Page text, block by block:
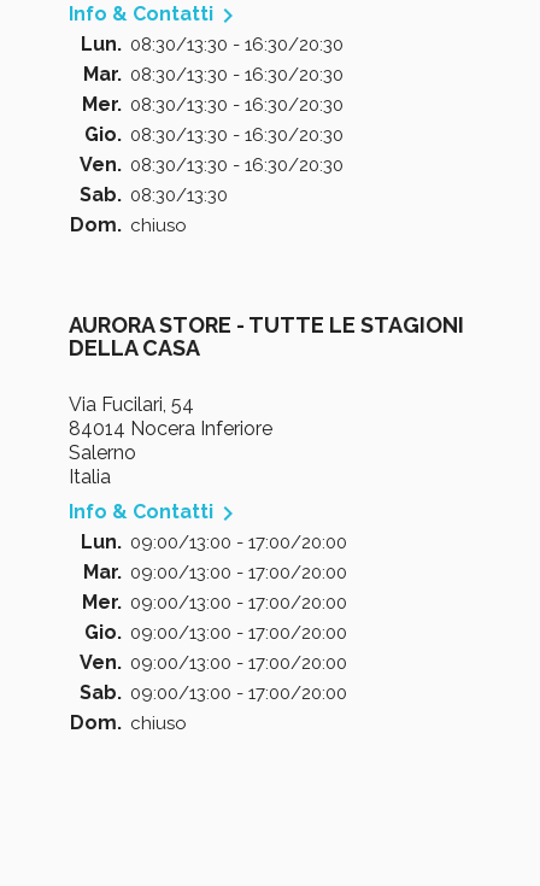
Info & Contatti 
Lun. 08:30/13:30 - 16:30/20:30
Mar. 08:30/13:30 - 16:30/20:30
Mer. 08:30/13:30 - 16:30/20:30
Gio. 08:30/13:30 - 16:30/20:30
Ven. 08:30/13:30 - 16:30/20:30
Sab. 08:30/13:30
Dom. chiuso
AURORA STORE - TUTTE LE STAGIONI
DELLA CASA
Via Fucilari, 54
84014 Nocera Inferiore
Salerno
Italia
Info & Contatti 
Lun. 09:00/13:00 - 17:00/20:00
Mar. 09:00/13:00 - 17:00/20:00
Mer. 09:00/13:00 - 17:00/20:00
Gio. 09:00/13:00 - 17:00/20:00
Ven. 09:00/13:00 - 17:00/20:00
Sab. 09:00/13:00 - 17:00/20:00
Dom. chiuso